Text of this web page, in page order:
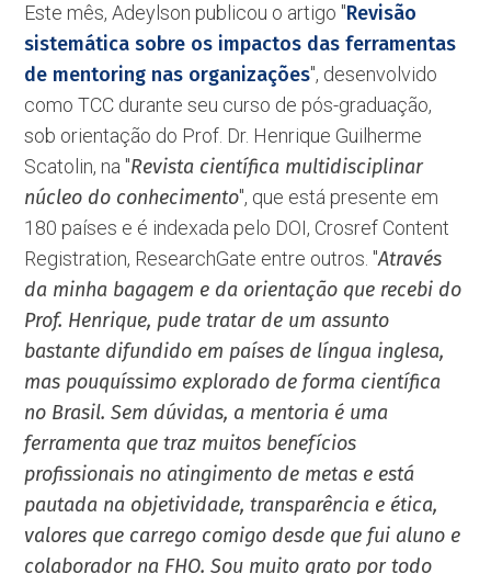
Este mês, Adeylson publicou o artigo ''Revisão
sistemática sobre os impactos das ferramentas
de mentoring nas organizações'', desenvolvido
como TCC durante seu curso de pós-graduação,
sob orientação do Prof. Dr. Henrique Guilherme
Scatolin, na ''Revista científica multidisciplinar
núcleo do conhecimento'', que está presente em
180 países e é indexada pelo DOI, Crosref Content
Registration, ResearchGate entre outros. ''Através
da minha bagagem e da orientação que recebi do
Prof. Henrique, pude tratar de um assunto
bastante difundido em países de língua inglesa,
mas pouquíssimo explorado de forma científica
no Brasil. Sem dúvidas, a mentoria é uma
ferramenta que traz muitos benefícios
profissionais no atingimento de metas e está
pautada na objetividade, transparência e ética,
valores que carrego comigo desde que fui aluno e
colaborador na FHO. Sou muito grato por todo